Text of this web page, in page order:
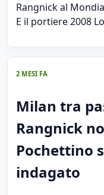
Rangnick al
E il portiere 2008
2 MESI FA
Milan tra
Rangnick
Pochettino
indagato